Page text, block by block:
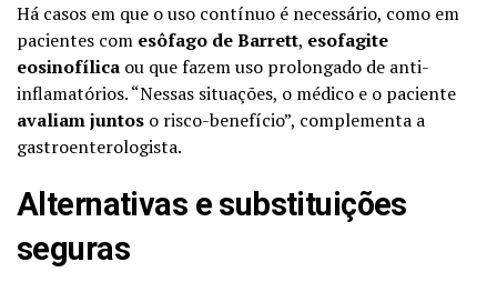
Há casos em que o uso contínuo é necessário, como em
pacientes com esôfago de Barrett, esofagite
eosinofílica ou que fazem uso prolongado de anti-
inflamatórios. “Nessas situações, o médico e o paciente
avaliam juntos o risco-benefício”, complementa a
gastroenterologista.
Alternativas e substituições
seguras